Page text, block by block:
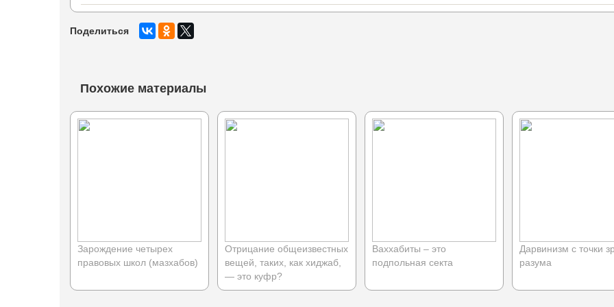
Поделиться
Похожие материалы
Зарождение четырех
правовых школ (мазхабов)
Отрицание общеизвестных
вещей, таких, как хиджаб,
— это куфр?
Ваххабиты – это
подпольная секта
Дарвинизм с точки
разума